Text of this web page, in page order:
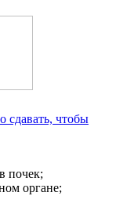
сдавать, чтобы
почек;
органе;